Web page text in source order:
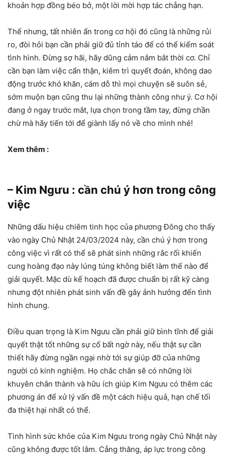
khoản hợp đồng béo bở, một lời mời hợp tác chẳng hạn.
Thế nhưng, tất nhiên ẩn trong cơ hội đó cũng là những rủi
ro, đòi hỏi bạn cần phải giữ đủ tỉnh táo để có thể kiểm soát
tình hình. Đừng sợ hãi, hãy dũng cảm nắm bắt thời cơ. Chỉ
cần bạn làm việc cẩn thận, kiêm trì quyết đoán, không dao
động trước khó khăn, cám dỗ thì mọi chuyện sẽ suôn sẻ,
sớm muộn bạn cũng thu lại những thành công như ý. Cơ hội
đang ở ngay trước mắt, lựa chọn trong tầm tay, đừng chần
chừ mà hãy tiến tới để giành lấy nó về cho mình nhé!
Xem thêm :
– Kim Ngưu : cần chú ý hơn trong công
việc
Những dấu hiệu chiêm tinh học của phương Đông cho thấy
vào ngày Chủ Nhật 24/03/2024 này, cần chú ý hơn trong
công việc vì rất có thể sẽ phát sinh những rắc rối khiến
cung hoàng đạo này lúng túng không biết làm thế nào để
giải quyết. Mặc dù kế hoạch đã được chuẩn bị rất kỹ càng
nhưng đột nhiên phát sinh vấn đề gây ảnh hưởng đến tình
hình chung.
Điều quan trọng là Kim Ngưu cần phải giữ bình tĩnh để giải
quyết thật tốt những sự cố bất ngờ này, nếu thật sự cần
thiết hãy đừng ngần ngại nhờ tới sự giúp đỡ của những
người có kinh nghiệm. Họ chắc chắn sẽ có những lời
khuyên chân thành và hữu ích giúp Kim Ngưu có thêm các
phương án để xử lý vấn đề một cách hiệu quả, hạn chế tối
đa thiệt hại nhất có thể.
Tình hình sức khỏe của Kim Ngưu trong ngày Chủ Nhật này
cũng không được tốt lắm. Cẳng thăng, áp lực trong công